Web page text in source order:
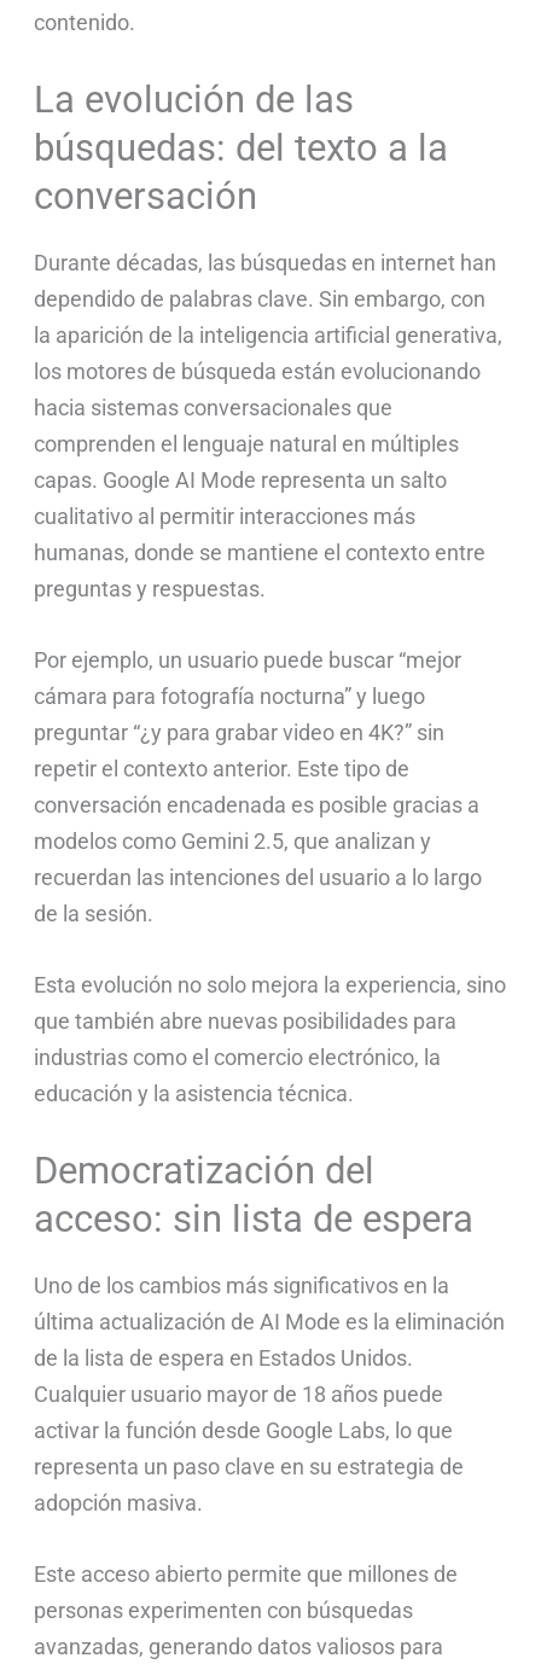
contenido.
La evolución de las
búsquedas: del texto a la
conversación
Durante décadas, las búsquedas en internet han
dependido de palabras clave. Sin embargo, con
la aparición de la inteligencia artificial generativa,
los motores de búsqueda están evolucionando
hacia sistemas conversacionales que
comprenden el lenguaje natural en múltiples
capas. Google AI Mode representa un salto
cualitativo al permitir interacciones más
humanas, donde se mantiene el contexto entre
preguntas y respuestas.
Por ejemplo, un usuario puede buscar “mejor
cámara para fotografía nocturna” y luego
preguntar “¿y para grabar video en 4K?” sin
repetir el contexto anterior. Este tipo de
conversación encadenada es posible gracias a
modelos como Gemini 2.5, que analizan y
recuerdan las intenciones del usuario a lo largo
de la sesión.
Esta evolución no solo mejora la experiencia, sino
que también abre nuevas posibilidades para
industrias como el comercio electrónico, la
educación y la asistencia técnica.
Democratización del
acceso: sin lista de espera
Uno de los cambios más significativos en la
última actualización de AI Mode es la eliminación
de la lista de espera en Estados Unidos.
Cualquier usuario mayor de 18 años puede
activar la función desde Google Labs, lo que
representa un paso clave en su estrategia de
adopción masiva.
Este acceso abierto permite que millones de
personas experimenten con búsquedas
avanzadas, generando datos valiosos para